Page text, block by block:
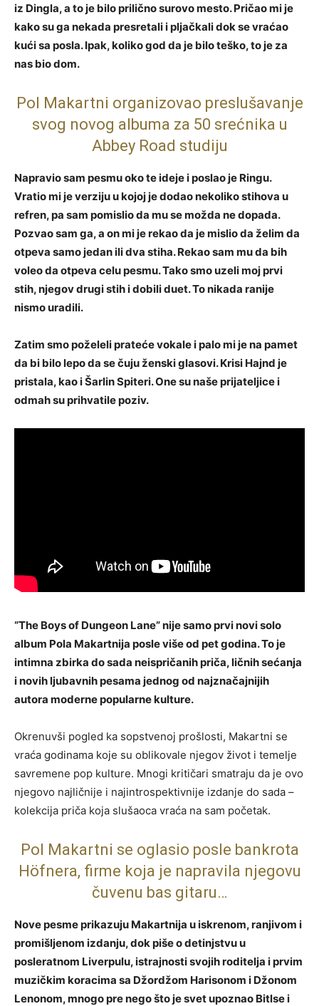
iz Dingla, a to je bilo prilično surovo mesto. Pričao mi je
kako su ga nekada presretali i pljačkali dok se vraćao
kući sa posla. Ipak, koliko god da je bilo teško, to je za
nas bio dom.
Pol Makartni organizovao preslušavanje
svog novog albuma za 50 srećnika u
Abbey Road studiju
Napravio sam pesmu oko te ideje i poslao je Ringu.
Vratio mi je verziju u kojoj je dodao nekoliko stihova u
refren, pa sam pomislio da mu se možda ne dopada.
Pozvao sam ga, a on mi je rekao da je mislio da želim da
otpeva samo jedan ili dva stiha. Rekao sam mu da bih
voleo da otpeva celu pesmu. Tako smo uzeli moj prvi
stih, njegov drugi stih i dobili duet. To nikada ranije
nismo uradili.
Zatim smo poželeli prateće vokale i palo mi je na pamet
da bi bilo lepo da se čuju ženski glasovi. Krisi Hajnd je
pristala, kao i Šarlin Spiteri. One su naše prijateljice i
odmah su prihvatile poziv.
“The Boys of Dungeon Lane” nije samo prvi novi solo
album Pola Makartnija posle više od pet godina. To je
intimna zbirka do sada neispričanih priča, ličnih sećanja
i novih ljubavnih pesama jednog od najznačajnijih
autora moderne popularne kulture.
Okrenuvši pogled ka sopstvenoj prošlosti, Makartni se
vraća godinama koje su oblikovale njegov život i temelje
savremene pop kulture. Mnogi kritičari smatraju da je ovo
njegovo najličnije i najintrospektivnije izdanje do sada –
kolekcija priča koja slušaoca vraća na sam početak.
Pol Makartni se oglasio posle bankrota
Höfnera, firme koja je napravila njegovu
čuvenu bas gitaru…
Nove pesme prikazuju Makartnija u iskrenom, ranjivom i
promišljenom izdanju, dok piše o detinjstvu u
posleratnom Liverpulu, istrajnosti svojih roditelja i prvim
muzičkim koracima sa Džordžom Harisonom i Džonom
Lenonom, mnogo pre nego što je svet upoznao Bitlse i